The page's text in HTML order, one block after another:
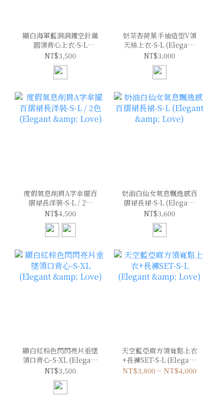
顯白海軍藍洞洞鏤空針織
圓領背心上衣-S-L
(Elegant & Love)
NT$3,500
奶茶杏荷葉手袖造型V領
天絲上衣-S-L (Elegant
& Love)
NT$3,000
度假氣息削肩A字傘擺百
摺裙長洋裝-S-L / 2色
(Elegant & Love)
NT$4,500
奶油白仙女氣息飄逸感百
摺裙長裙-S-L (Elegant
& Love)
NT$3,600
顯白紅棕色閃閃亮片垂墜
領口背心-S-XL (Elegant
& Love)
NT$3,500
天空藍亞麻方領寬鬆上衣
+長褲SET-S-L (Elegant
& Love)
NT$3,800 ~ NT$4,000